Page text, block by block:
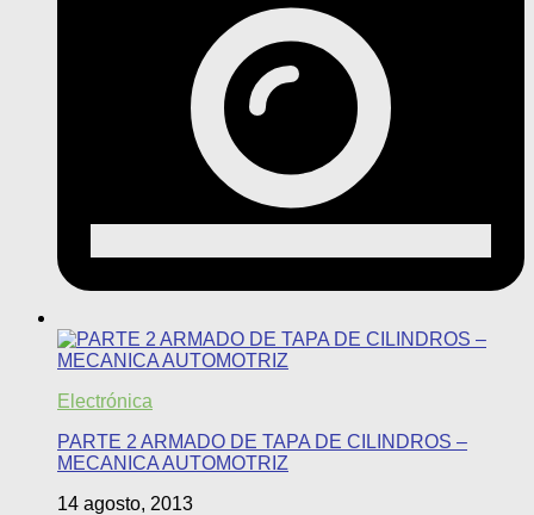
Electrónica
PARTE 2 ARMADO DE TAPA DE CILINDROS –
MECANICA AUTOMOTRIZ
14 agosto, 2013